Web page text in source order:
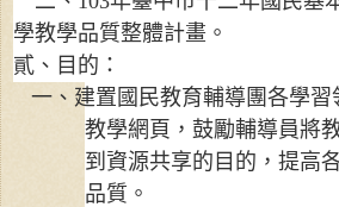
學教學品質整體計畫。
貳、目的：
一、建置國民教育輔導團各學習
教學網頁，鼓勵輔導員將
到資源共享的目的，提高
品質。